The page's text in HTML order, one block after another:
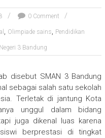
0 Comment
, Olimpiade sains, Pendidikan
3 Bandung
disebut SMAN 3 Bandung
sebagai salah satu sekolah
Terletak di jantung Kota
unggul dalam bidang
juga dikenal luas karena
siswi berprestasi di tingkat